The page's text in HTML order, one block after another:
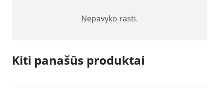
Nepavyko rasti.
Kiti panašūs produktai